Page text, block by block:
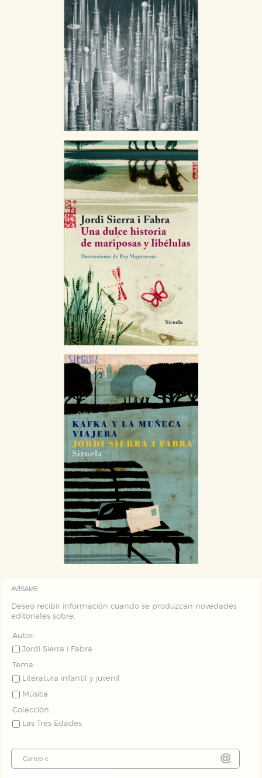
AVÍSAME
Deseo recibir información cuando se produzcan novedades
editoriales sobre:
Autor:
Jordi Sierra i Fabra
Tema:
Literatura infantil y juvenil
Música
Colección:
Las Tres Edades